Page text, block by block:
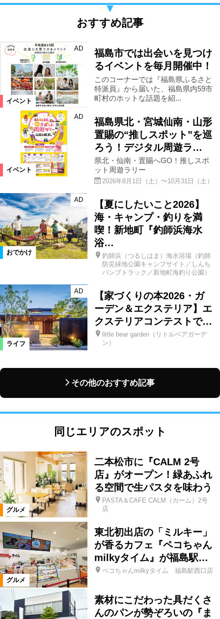
おすすめ記事
イベント
AD
福島市では出会いを見つけ
るイベントを毎月開催中！
このコーナーでは『福島県ふるさと
特派員』から届いた、福島県内59市
町村のホットな話題を紹...
イベント
AD
福島県北・宮城仙南・山形
置賜の“推しスポット”を巡
ろう！デジタル周遊ラ…
県北・仙南・置賜へGO！推しスポ
ット周遊ラリー
2026年8月1日（土）〜10月31日（土）
おでかけ
AD
【夏にしたいこと2026】
海・キャンプ・釣りを満
喫！新地町『釣師浜海水
浴…
釣師浜（つるしはま）海水浴場（釣師
防災緑地公園キャンプサイト／しんち
パンプトラック／新地町海釣り公園）
ライフ
AD
【家づくりの本2026・ガ
ーデン＆エクステリア】エ
クステリアコンテストで…
little bear garden（リトルベアガーデ
ン）
その他のおすすめ記事
同じエリアのスポット
グルメ
二本松市に『CALM 2号
店』がオープン！緑あふれ
る空間で生パスタを味わう
PASTA＆CAFE CALM（カーム）2号
店
グルメ
東北初出店の「ミルキー」
が香るカフェ『ペコちゃん
milkyタイム』が福島駅…
ペコちゃんmilkyタイム 福島駅西口店
素材にこだわった具だくさ
んのパンが勢ぞろいの『ま